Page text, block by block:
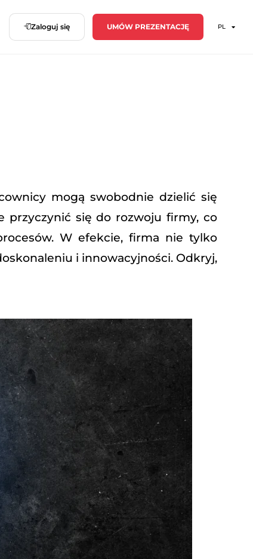
Zaloguj się UMÓW PREZENTACJĘ PL
mogą swobodnie dzielić się
przyczynić się do rozwoju firmy, co
W efekcie, firma nie tylko
i innowacyjności. Odkryj,